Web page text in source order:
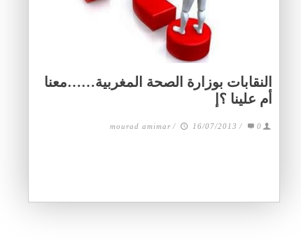
النقابات بوزارة الصحة المغربية……معنا
أم علينا ؟إ
mourad amimar / 16/07/2013 / 0